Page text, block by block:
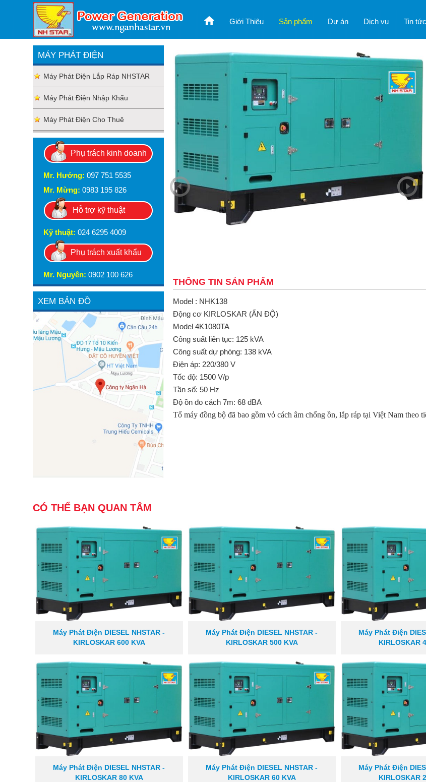
Giới Thiệu Sản phẩm Dự án Dịch vụ Tin tức
MÁY PHÁT ĐIỆN
Máy Phát Điện Lắp Ráp NHSTAR
Máy Phát Điện Nhập Khẩu
Máy Phát Điện Cho Thuê
Phụ trách kinh doanh
Mr. Hướng: 097 751 5535
Mr. Mừng: 0983 195 826
Hỗ trợ kỹ thuật
Kỹ thuật: 024 6295 4009
Phụ trách xuất khẩu
Mr. Nguyên: 0902 100 626
XEM BẢN ĐỒ
THÔNG TIN SẢN PHẨM
Model : NHK138
Động cơ KIRLOSKAR (ẤN ĐỘ)
Model 4K1080TA
Công suất liên tục: 125 kVA
Công suất dự phòng: 138 kVA
Điện áp: 220/380 V
Tốc độ: 1500 V/p
Tần số: 50 Hz
Độ ồn đo cách 7m: 68 dBA
Tổ máy đồng bộ đã bao gồm vỏ cách âm chống ồn, lắp ráp tại Việt Nam theo
CÓ THỂ BẠN QUAN TÂM
Máy Phát Điện DIESEL NHSTAR -
KIRLOSKAR 600 KVA
Máy Phát Điện DIESEL NHSTAR -
KIRLOSKAR 500 KVA
Máy Phát Điện
KIRLOSKAR
Máy Phát Điện DIESEL NHSTAR -
KIRLOSKAR 80 KVA
Máy Phát Điện DIESEL NHSTAR -
KIRLOSKAR 60 KVA
Máy Phát Điện
KIRLOSKAR